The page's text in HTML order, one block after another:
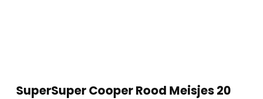
SuperSuper Cooper Rood Meisjes 20